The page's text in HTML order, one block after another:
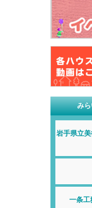
み
岩手県立
一条工